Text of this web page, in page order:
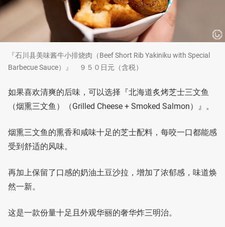
『石川县美味酱牛小排烧肉（Beef Short Rib Yakiniku with Special
Barbecue Sauce）』 ９５０日元（含税）
如果喜欢清爽的后味，可以选择『北海道炙烤芝士三文鱼
（烟熏三文鱼）（Grilled Cheese + Smoked Salmon）』。
烟熏三文鱼的熏香和咸味十足的芝士配料，每咬一口都能感
受到舒适的风味。
再加上保留了口感的奶油土豆沙拉，增加了浓郁感，味道焕
然一新。
这是一款份量十足且外观华丽的奢华炸三明治。